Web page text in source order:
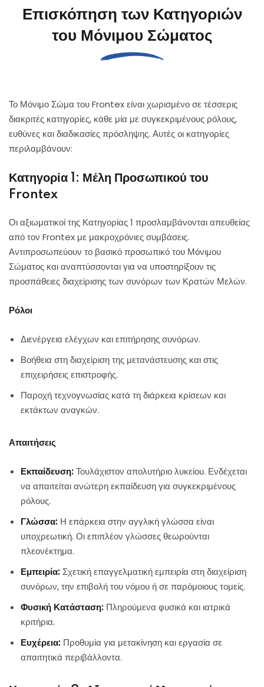
Επισκόπηση των Κατηγοριών
του Μόνιμου Σώματος
Το Μόνιμο Σώμα του Frontex είναι χωρισμένο σε τέσσερις
διακριτές κατηγορίες, κάθε μία με συγκεκριμένους ρόλους,
ευθύνες και διαδικασίες πρόσληψης. Αυτές οι κατηγορίες
περιλαμβάνουν:
Κατηγορία 1: Μέλη Προσωπικού του
Frontex
Οι αξιωματικοί της Κατηγορίας 1 προσλαμβάνονται απευθείας
από τον Frontex με μακροχρόνιες συμβάσεις.
Αντιπροσωπεύουν το βασικό προσωπικό του Μόνιμου
Σώματος και αναπτύσσονται για να υποστηρίξουν τις
προσπάθειες διαχείρισης των συνόρων των Κρατών Μελών.
Ρόλοι
Διενέργεια ελέγχων και επιτήρησης συνόρων.
Βοήθεια στη διαχείριση της μετανάστευσης και στις
επιχειρήσεις επιστροφής.
Παροχή τεχνογνωσίας κατά τη διάρκεια κρίσεων και
εκτάκτων αναγκών.
Απαιτήσεις
Εκπαίδευση:Τουλάχιστον απολυτήριο λυκείου. Ενδέχεται
να απαιτείται ανώτερη εκπαίδευση για συγκεκριμένους
ρόλους.
Γλώσσα: Η επάρκεια στην αγγλική γλώσσα είναι
υποχρεωτική. Οι επιπλέον γλώσσες θεωρούνται
πλεονέκτημα.
Εμπειρία:Σχετική επαγγελματική εμπειρία στη διαχείριση
συνόρων, την επιβολή του νόμου ή σε παρόμοιους τομείς.
Φυσική Κατάσταση: Πληρούμενα φυσικά και ιατρικά
κριτήρια.
Ευχέρεια: Προθυμία για μετακίνηση και εργασία σε
απαιτητικά περιβάλλοντα.